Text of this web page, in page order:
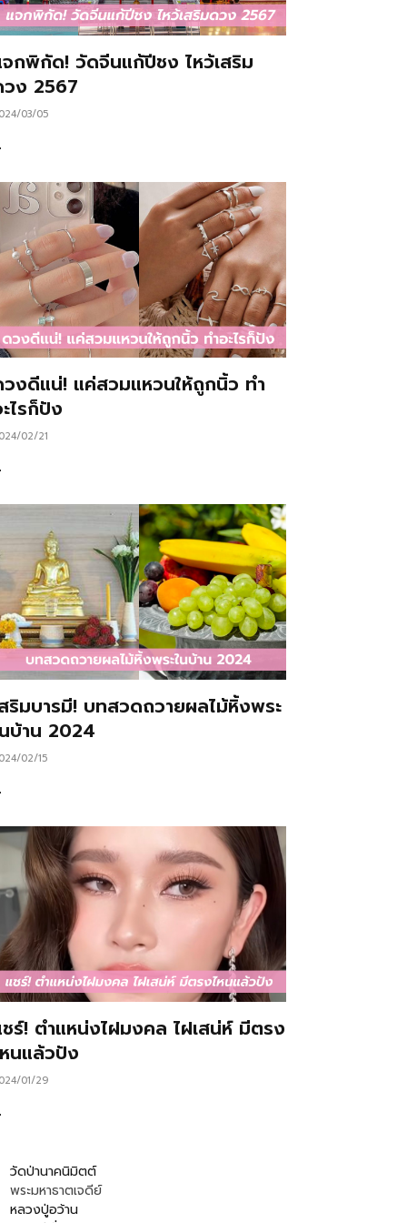
กพิกัด! วัดจีนแก้ปีชง ไหว้เสริม
ง 2567
03/05
งดีแน่! แค่สวมแหวนให้ถูกนิ้ว ทำ
ไรก็ปัง
02/21
ริมบารมี! บทสวดถวายผลไม้หิ้งพระ
บ้าน 2024
02/15
ร์! ตำแหน่งไฝมงคล ไฝเสน่ห์ มีตรง
นแล้วปัง
01/29
วัดป่านาคนิมิตต์
พระมหาธาตเจดีย์
หลวงปู่อว้าน